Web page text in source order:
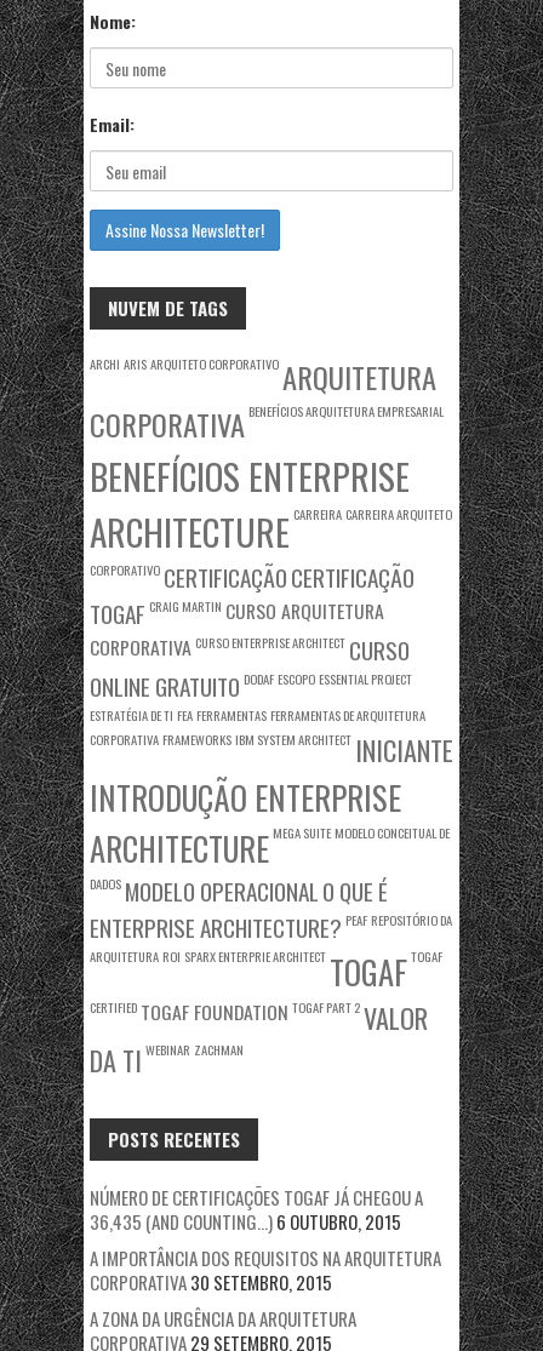
Nome:
Email:
NUVEM DE TAGS
ARCHI ARISARQUITETO CORPORATIVOARQUITETURA
CORPORATIVA BENEFÍCIOS ARQUITETURA EMPRESARIAL
BENEFÍCIOS ENTERPRISE
ARCHITECTURE CARREIRA CARREIRA ARQUITETO
CORPORATIVO CERTIFICAÇÃOCERTIFICAÇÃO
TOGAF CRAIG MARTIN CURSO ARQUITETURA
CORPORATIVA CURSO ENTERPRISE ARCHITECT CURSO
ONLINE GRATUITO DODAF ESCOPO ESSENTIAL PROJECT
ESTRATÉGIA DE TI FEA FERRAMENTAS FERRAMENTAS DE ARQUITETURA
CORPORATIVA FRAMEWORKS IBM SYSTEM ARCHITECT INICIANTE
INTRODUÇÃO ENTERPRISE
ARCHITECTURE MEGA SUITE MODELO CONCEITUAL DE
DADOS MODELO OPERACIONALO QUE É
ENTERPRISE ARCHITECTURE? PEAF REPOSITÓRIO DA
ARQUITETURA ROI SPARX ENTERPRIE ARCHITECT TOGAFTOGAF
CERTIFIED TOGAF FOUNDATION TOGAF PART 2VALOR
DA TI WEBINAR ZACHMAN
POSTS RECENTES
NÚMERO DE CERTIFICAÇÕES TOGAF JÁ CHEGOU A
36,435 (AND COUNTING…)6 OUTUBRO, 2015
A IMPORTÂNCIA DOS REQUISITOS NA ARQUITETURA
CORPORATIVA30 SETEMBRO, 2015
A ZONA DA URGÊNCIA DA ARQUITETURA
CORPORATIVA29 SETEMBRO, 2015